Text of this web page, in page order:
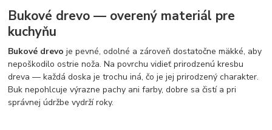
Bukové drevo — overený materiál pre
kuchyňu
Bukové drevo je pevné, odolné a zároveň dostatočne mäkké, aby
nepoškodilo ostrie noža. Na povrchu vidieť prirodzenú kresbu
dreva — každá doska je trochu iná, čo je jej prirodzený charakter.
Buk nepohlcuje výrazne pachy ani farby, dobre sa čistí a pri
správnej údržbe vydrží roky.